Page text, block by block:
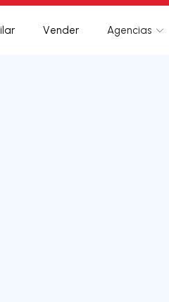
Vender Agencias